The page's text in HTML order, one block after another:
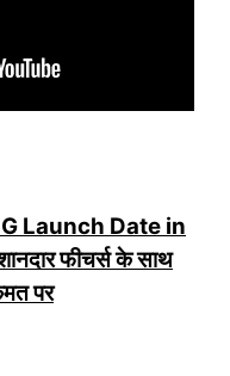
Launch Date in
फीचर्स के साथ
पर